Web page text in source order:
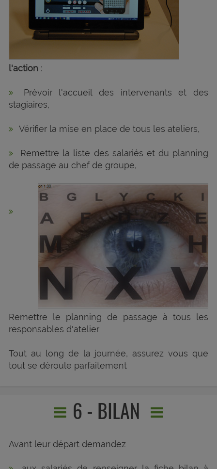
l'action :
Prévoir l'accueil des intervenants et des
stagiaires,
Vérifier la mise en place de tous les ateliers,
Remettre la liste des salariés et du planning
de passage au chef de groupe,
Remettre le planning de passage à tous les
responsables d'atelier
Tout au long de la journée, assurez vous que
tout se déroule parfaitement
6 - BILAN
Avant leur départ demandez